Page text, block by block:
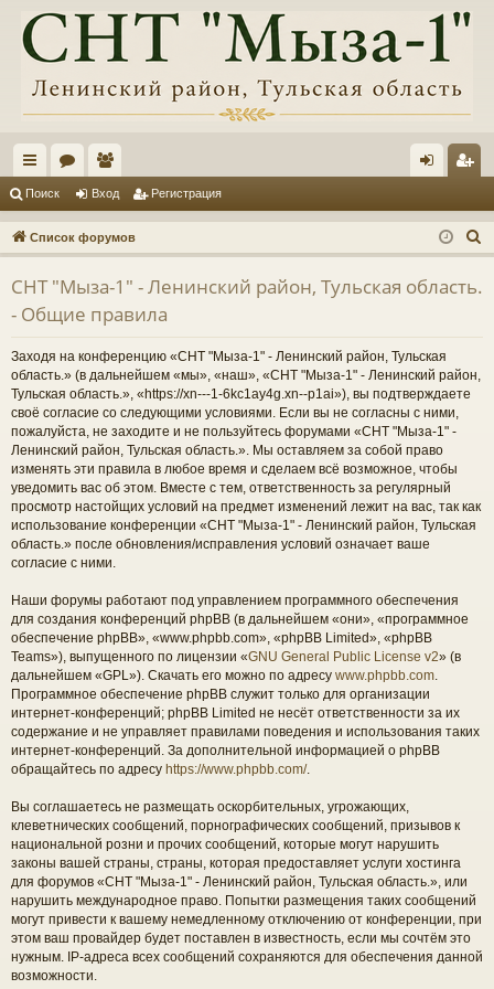
с
ы
лк
и
ум
ы
ол
ьз
ов
ат
ел
и
д ис
тр
ац
Поиск Вход Регистрация
Список форумов
о
СНТ "Мыза-1" - Ленинский район, Тульская область.
- Общие правила
Заходя на конференцию «СНТ "Мыза-1" - Ленинский район, Тульская
область.» (в дальнейшем «мы», «наш», «СНТ "Мыза-1" - Ленинский район,
Тульская область.», «https://xn---1-6kc1ay4g.xn--p1ai»), вы подтверждаете
своё согласие со следующими условиями. Если вы не согласны с ними,
пожалуйста, не заходите и не пользуйтесь форумами «СНТ "Мыза-1" -
Ленинский район, Тульская область.». Мы оставляем за собой право
изменять эти правила в любое время и сделаем всё возможное, чтобы
уведомить вас об этом. Вместе с тем, ответственность за регулярный
просмотр настойщих условий на предмет изменений лежит на вас, так как
использование конференции «СНТ "Мыза-1" - Ленинский район, Тульская
область.» после обновления/исправления условий означает ваше
согласие с ними.
Наши форумы работают под управлением программного обеспечения
для создания конференций phpBB (в дальнейшем «они», «программное
обеспечение phpBB», «www.phpbb.com», «phpBB Limited», «phpBB
Teams»), выпущенного по лицензии «GNU General Public License v2» (в
дальнейшем «GPL»). Скачать его можно по адресу www.phpbb.com
Программное обеспечение phpBB служит только для организации
интернет-конференций; phpBB Limited не несёт ответственности за их
содержание и не управляет правилами поведения и использования таких
интернет-конференций. За дополнительной информацией о phpBB
обращайтесь по адресу https://www.phpbb.com/.
Вы соглашаетесь не размещать оскорбительных, угрожающих,
клеветнических сообщений, порнографических сообщений, призывов к
национальной розни и прочих сообщений, которые могут нарушить
законы вашей страны, страны, которая предоставляет услуги хостинга
для форумов «СНТ "Мыза-1" - Ленинский район, Тульская область.», или
нарушить международное право. Попытки размещения таких сообщений
могут привести к вашему немедленному отключению от конференции, при
этом ваш провайдер будет поставлен в известность, если мы сочтём это
нужным. IP-адреса всех сообщений сохраняются для обеспечения данной
возможности.